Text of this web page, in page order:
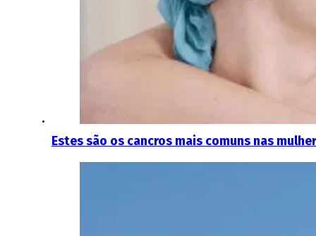
Estes são os cancros mais comuns nas